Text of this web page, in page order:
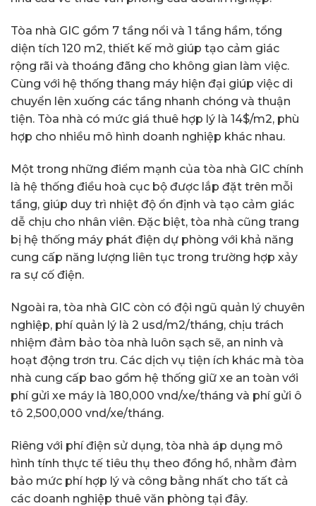
Tòa nhà GIC gồm 7 tầng nổi và 1 tầng hầm, tổng
diện tích 120 m2, thiết kế mở giúp tạo cảm giác
rộng rãi và thoáng đãng cho không gian làm việc.
Cùng với hệ thống thang máy hiện đại giúp việc di
chuyển lên xuống các tầng nhanh chóng và thuận
tiện. Tòa nhà có mức giá thuê hợp lý là 14$/m2, phù
hợp cho nhiều mô hình doanh nghiệp khác nhau.
Một trong những điểm mạnh của tòa nhà GIC chính
là hệ thống điều hoà cục bộ được lắp đặt trên mỗi
tầng, giúp duy trì nhiệt độ ổn định và tạo cảm giác
dễ chịu cho nhân viên. Đặc biệt, tòa nhà cũng trang
bị hệ thống máy phát điện dự phòng với khả năng
cung cấp năng lượng liên tục trong trường hợp xảy
ra sự cố điện.
Ngoài ra, tòa nhà GIC còn có đội ngũ quản lý chuyên
nghiệp, phí quản lý là 2 usd/m2/tháng, chịu trách
nhiệm đảm bảo tòa nhà luôn sạch sẽ, an ninh và
hoạt động trơn tru. Các dịch vụ tiện ích khác mà tòa
nhà cung cấp bao gồm hệ thống giữ xe an toàn với
phí gửi xe máy là 180,000 vnd/xe/tháng và phí gửi ô
tô 2,500,000 vnd/xe/tháng.
Riêng với phí điện sử dụng, tòa nhà áp dụng mô
hình tính thực tế tiêu thụ theo đồng hồ, nhằm đảm
bảo mức phí hợp lý và công bằng nhất cho tất cả
các doanh nghiệp thuê văn phòng tại đây.